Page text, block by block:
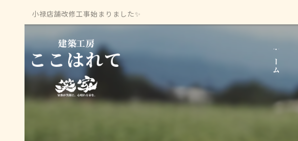
小禄店舗改修工事始まりました✨
ホーム